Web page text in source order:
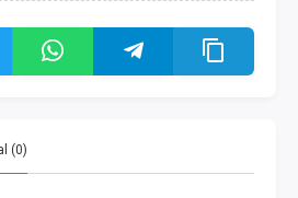
(0)